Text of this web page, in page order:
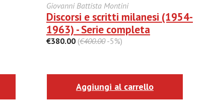
Giovanni Battista Montini
Discorsi e scritti milanesi (1954-
1963) - Serie completa
€380.00 (€400.00-5%)
Aggiungi al carrello